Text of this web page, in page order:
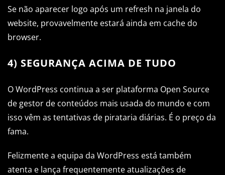
Se não aparecer logo após um refresh na janela do
website, provavelmente estará ainda em cache do
browser.
4) SEGURANÇA ACIMA DE TUDO
O WordPress continua a ser plataforma Open Source
de gestor de conteúdos mais usada do mundo e com
isso vêm as tentativas de pirataria diárias. É o preço da
fama.
Felizmente a equipa da WordPress está também
atenta e lança frequentemente atualizações de